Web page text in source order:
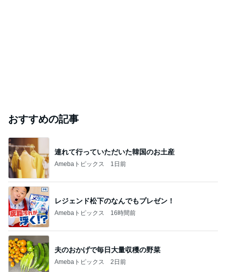
おすすめの記事
連れて行っていただいた韓国のお土産
Amebaトピックス 1日前
レジェンド松下のなんでもプレゼン！
Amebaトピックス 16時間前
夫のおかげで毎日大量収穫の野菜
Amebaトピックス 2日前